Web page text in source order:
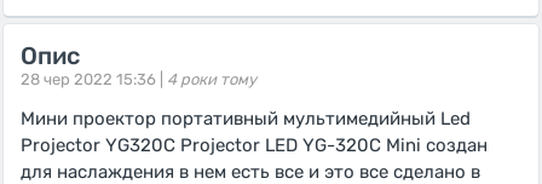
Опис
28 чер 2022 15:36 | 4 роки тому
Мини проектор портативный мультимедийный Led
Projector YG320C Projector LED YG-320C Mini создан
для наслаждения в нем есть все и это все сделано в